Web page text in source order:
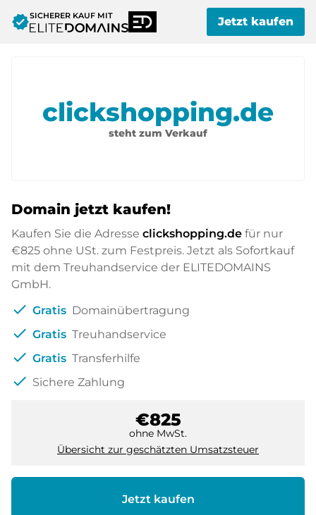
verifiedSICHERER KAUF MIT Jetzt kaufen
clickshopping.de
steht zum Verkauf
Domain jetzt kaufen!
Kaufen Sie die Adresse clickshopping.de für nur
€825 ohne USt. zum Festpreis. Jetzt als Sofortkauf
mit dem Treuhandservice der ELITEDOMAINS
GmbH.
check Gratis Domainübertragung
check Gratis Treuhandservice
check Gratis Transferhilfe
check Sichere Zahlung
€825
ohne MwSt.
Übersicht zur geschätzten Umsatzsteuer
Jetzt kaufen